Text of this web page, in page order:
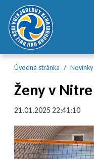
Preskočiť na obsah
Preskočiť na hlavné menu
Úvodná stránka Novinky
Ženy v
21.01.2025 22:41:10